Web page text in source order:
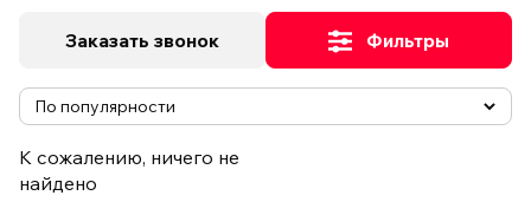
Заказать звонок Фильтры
К сожалению, ничего не
найдено